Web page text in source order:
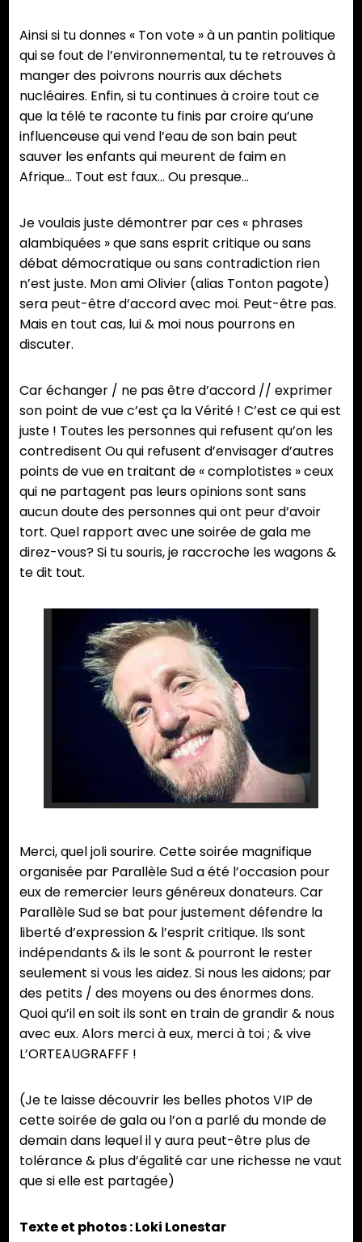
Ainsi si tu donnes « Ton vote » à un pantin politique
qui se fout de l’environnemental, tu te retrouves à
manger des poivrons nourris aux déchets
nucléaires. Enfin, si tu continues à croire tout ce
que la télé te raconte tu finis par croire qu’une
influenceuse qui vend l’eau de son bain peut
sauver les enfants qui meurent de faim en
Afrique… Tout est faux… Ou presque…
Je voulais juste démontrer par ces « phrases
alambiquées » que sans esprit critique ou sans
débat démocratique ou sans contradiction rien
n’est juste. Mon ami Olivier (alias Tonton pagote)
sera peut-être d’accord avec moi. Peut-être pas.
Mais en tout cas, lui & moi nous pourrons en
discuter.
Car échanger / ne pas être d’accord // exprimer
son point de vue c’est ça la Vérité ! C’est ce qui est
juste ! Toutes les personnes qui refusent qu’on les
contredisent Ou qui refusent d’envisager d’autres
points de vue en traitant de « complotistes » ceux
qui ne partagent pas leurs opinions sont sans
aucun doute des personnes qui ont peur d’avoir
tort. Quel rapport avec une soirée de gala me
direz-vous? Si tu souris, je raccroche les wagons &
te dit tout.
Merci, quel joli sourire. Cette soirée magnifique
organisée par Parallèle Sud a été l’occasion pour
eux de remercier leurs généreux donateurs. Car
Parallèle Sud se bat pour justement défendre la
liberté d’expression & l’esprit critique. Ils sont
indépendants & ils le sont & pourront le rester
seulement si vous les aidez. Si nous les aidons; par
des petits / des moyens ou des énormes dons.
Quoi qu’il en soit ils sont en train de grandir & nous
avec eux. Alors merci à eux, merci à toi ; & vive
L’ORTEAUGRAFFF !
(Je te laisse découvrir les belles photos VIP de
cette soirée de gala ou l’on a parlé du monde de
demain dans lequel il y aura peut-être plus de
tolérance & plus d’égalité car une richesse ne vaut
que si elle est partagée)
Texte et photos : Loki Lonestar